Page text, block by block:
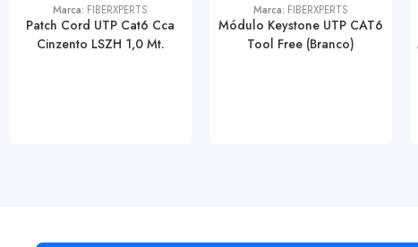
Marca: FIBERXPERTS
Patch Cord UTP Cat6 Cca
Cinzento LSZH 1,0 Mt.
Marca: FIBERXPERTS
Módulo Keystone UTP CAT6
Tool Free (Branco)